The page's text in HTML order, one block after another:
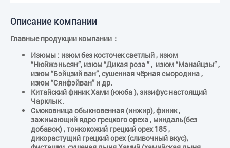
Описание компании
Главные продукции компании：
Изюмы : изюм без косточек светлый , изюм
“Нюйжэньсян”, изюм “Дикая роза ” , изюм “Манайцзы” ,
изюм “Бэйцзий ван”, сушенная чёрная смородина ,
изюм “Сянфэйван” и др.
Китайский финик Хами (ююба ), зизифус настоящий
Чарклык .
Смоковница обыкновенная (инжир), финик ,
зажимающий ядро грецкого ореха , миндаль(без
добавок) , тонкокожий грецкий орех 185 ,
дикорастущий грецкий орех (сливочный вкус),